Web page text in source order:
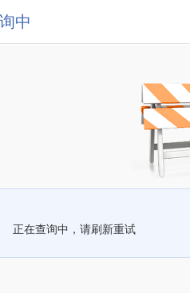
中
正在查询中，请刷新重试